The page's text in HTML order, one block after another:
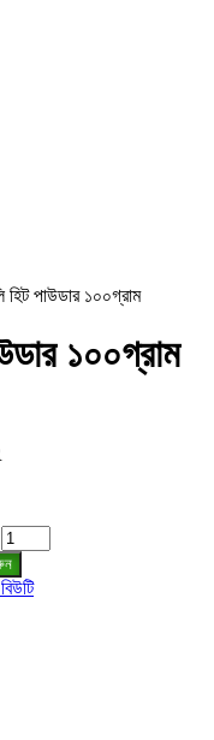
পাউডার ১০০গ্রাম
১০০গ্রাম